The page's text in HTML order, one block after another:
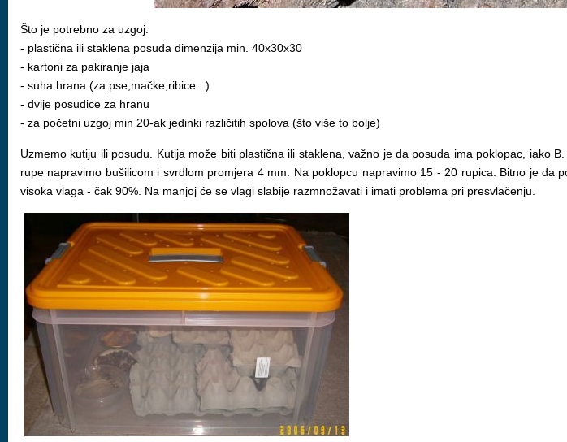
Što je potrebno za uzgoj:
- plastična ili staklena posuda dimenzija min. 40x30x30
- kartoni za pakiranje jaja
- suha hrana (za pse,mačke,ribice...)
- dvije posudice za hranu
- za početni uzgoj min 20-ak jedinki različitih spolova (što više to bolje)
Uzmemo kutiju ili posudu. Kutija može biti plastična ili staklena, važno je da posuda ima poklopac, iako
rupe napravimo bušilicom i svrdlom promjera 4 mm. Na poklopcu napravimo 15 - 20 rupica. Bitno je
visoka vlaga - čak 90%. Na manjoj će se vlagi slabije razmnožavati i imati problema pri presvlačenju.